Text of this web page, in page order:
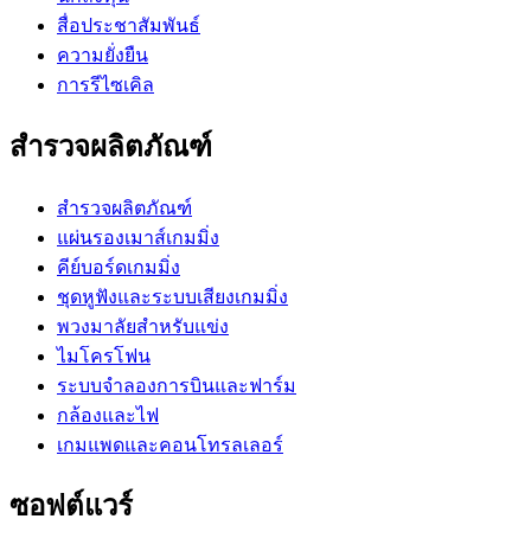
สื่อประชาสัมพันธ์
ความยั่งยืน
การรีไซเคิล
สำรวจผลิตภัณฑ์
สำรวจผลิตภัณฑ์
แผ่นรองเมาส์เกมมิ่ง
คีย์บอร์ดเกมมิ่ง
ชุดหูฟังและระบบเสียงเกมมิ่ง
พวงมาลัยสำหรับแข่ง
ไมโครโฟน
ระบบจำลองการบินและฟาร์ม
กล้องและไฟ
เกมแพดและคอนโทรลเลอร์
ซอฟต์แวร์